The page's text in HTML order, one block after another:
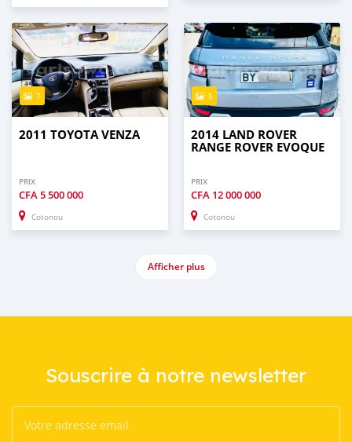
7
2011 TOYOTA VENZA
PRIX
CFA5 500 000
Cotonou
5
2014 LAND ROVER
RANGE ROVER EVOQUE
PRIX
CFA 12 000 000
Cotonou
Afficher plus
Souscrire à notre newsletter